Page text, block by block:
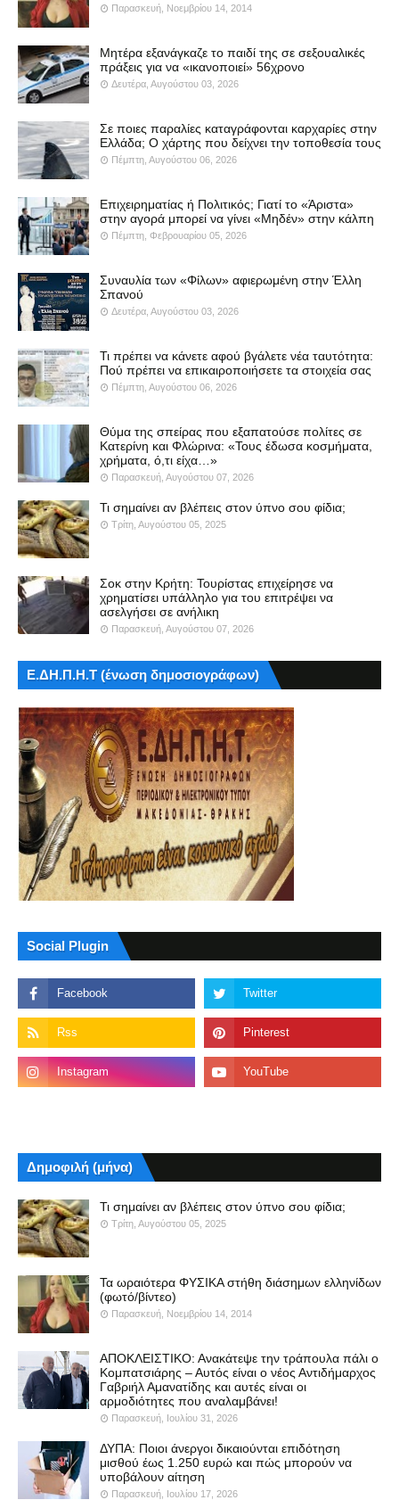
Παρασκευή, Νοεμβρίου 14, 2014
Μητέρα εξανάγκαζε το παιδί της σε σεξουαλικές
πράξεις για να «ικανοποιεί» 56χρονο
Δευτέρα, Αυγούστου 03, 2026
Σε ποιες παραλίες καταγράφονται καρχαρίες στην
Ελλάδα; Ο χάρτης που δείχνει την τοποθεσία τους
Πέμπτη, Αυγούστου 06, 2026
Επιχειρηματίας ή Πολιτικός; Γιατί το «Άριστα»
στην αγορά μπορεί να γίνει «Μηδέν» στην κάλπη
Πέμπτη, Φεβρουαρίου 05, 2026
Συναυλία των «Φίλων» αφιερωμένη στην Έλλη
Σπανού
Δευτέρα, Αυγούστου 03, 2026
Τι πρέπει να κάνετε αφού βγάλετε νέα ταυτότητα:
Πού πρέπει να επικαιροποιήσετε τα στοιχεία σας
Πέμπτη, Αυγούστου 06, 2026
Θύμα της σπείρας που εξαπατούσε πολίτες σε
Κατερίνη και Φλώρινα: «Τους έδωσα κοσμήματα,
χρήματα, ό,τι είχα…»
Παρασκευή, Αυγούστου 07, 2026
Τι σημαίνει αν βλέπεις στον ύπνο σου φίδια;
Τρίτη, Αυγούστου 05, 2025
Σοκ στην Κρήτη: Τουρίστας επιχείρησε να
χρηματίσει υπάλληλο για του επιτρέψει να
ασελγήσει σε ανήλικη
Παρασκευή, Αυγούστου 07, 2026
Ε.ΔΗ.Π.Η.Τ (ένωση δημοσιογράφων)
Social Plugin
Δημοφιλή (μήνα)
Τι σημαίνει αν βλέπεις στον ύπνο σου φίδια;
Τρίτη, Αυγούστου 05, 2025
Τα ωραιότερα ΦΥΣΙΚΑ στήθη διάσημων ελληνίδων
(φωτό/βίντεο)
Παρασκευή, Νοεμβρίου 14, 2014
ΑΠΟΚΛΕΙΣΤΙΚΟ: Ανακάτεψε την τράπουλα πάλι ο
Κομπατσιάρης – Αυτός είναι ο νέος Αντιδήμαρχος
Γαβριήλ Αμανατίδης και αυτές είναι οι
αρμοδιότητες που αναλαμβάνει!
Παρασκευή, Ιουλίου 31, 2026
ΔΥΠΑ: Ποιοι άνεργοι δικαιούνται επιδότηση
μισθού έως 1.250 ευρώ και πώς μπορούν να
υποβάλουν αίτηση
Παρασκευή, Ιουλίου 17, 2026